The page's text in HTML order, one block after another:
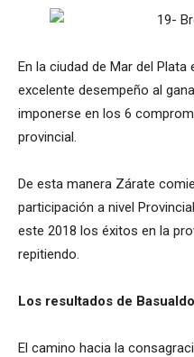
En la ciudad de Mar del
excelente desempeño al
imponerse en los 6
provincial.
De esta manera Zárate
participación a nivel
este 2018 los éxitos en la
repitiendo.
Los resultados de Basualdo
El camino hacia la